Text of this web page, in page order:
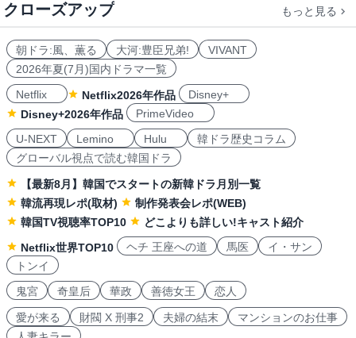
クローズアップ もっと見る
朝ドラ:風、薫る 大河:豊臣兄弟!
VIVANT
2026年夏(7月)国内ドラマ一覧
Netflix
Netflix2026年作品
Disney+
Disney+2026年作品
PrimeVideo
U-NEXT
Lemino Hulu
韓ドラ歴史コラム
グローバル視点で読む韓国ドラ
【最新8月】韓国でスタートの新韓ドラ月別一覧
韓流再現レポ(取材)
制作発表会レポ(WEB)
韓国TV視聴率TOP10
どこよりも詳しい!キャスト紹介
Netflix世界TOP10
ヘチ 王座への道 馬医
イ・サン
トンイ
鬼宮
奇皇后 華政 善徳女王 恋人
愛が来る 財閥 X 刑事2 夫婦の結末
マンションのお仕事